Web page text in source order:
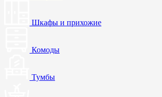
Шкафы и прихожие
Комоды
Тумбы